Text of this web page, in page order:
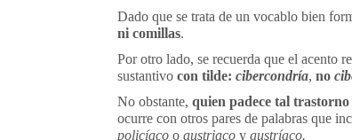
Dado que se trata de un vocablo bien
ni comillas.
Por otro lado, se recuerda que el acento
sustantivo con tilde: cibercondría, no
No obstante, quien padece tal trastorno
ocurre con otros pares de palabras que
policíaco o austriaco y austríaco.